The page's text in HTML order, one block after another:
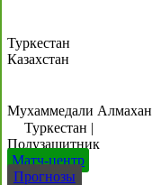
Туркестан
Казахстан
Мухаммедали Алмахан
Туркестан |
Полузащитник
Матч-центр
Прогнозы